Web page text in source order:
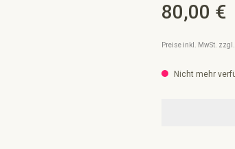
Regulärer Preis:
80,00 €
Preise inkl. MwSt.
Nicht mehr